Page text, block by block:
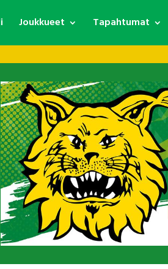
Joukkueet Tapahtumat